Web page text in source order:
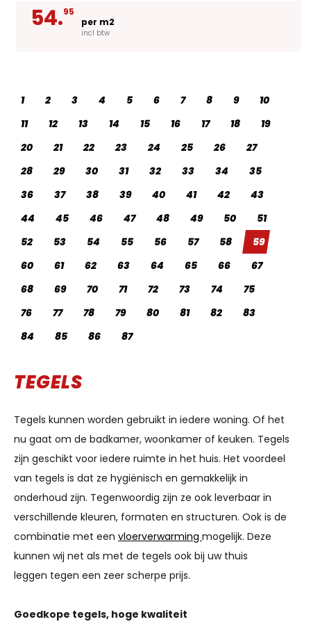
54.95
per m2
incl btw
1 2 3 4 5 6 7 8 9
10
11
12 13 14 15 16 17 18
19
20
21 22 23 24 25 26
27
28
29 30 31 32 33 34
35
36
37 38 39 40 41 42
43
44
45 46 47 48 49 50
51
52
53 54 55 56 57 58
59
60
61 62 63 64 65 66
67
68
69 70 71 72 73 74
75
76
77 78 79 80 81 82
83
84
85 86 87
TEGELS
Tegels kunnen worden gebruikt in iedere woning. Of het
nu gaat om de badkamer, woonkamer of keuken. Tegels
zijn geschikt voor iedere ruimte in het huis. Het voordeel
van tegels is dat ze hygiënisch en gemakkelijk in
onderhoud zijn. Tegenwoordig zijn ze ook leverbaar in
verschillende kleuren, formaten en structuren. Ook is de
combinatie met een vloerverwarming mogelijk. Deze
kunnen wij net als met de tegels ook bij uw thuis
leggen tegen een zeer scherpe prijs.
Goedkope tegels, hoge kwaliteit